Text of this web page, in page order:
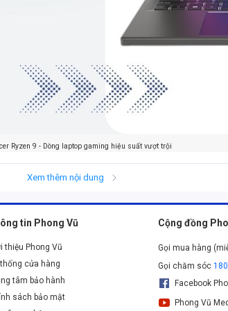
Ryzen 9 - Dòng laptop gaming hiệu suất vượt trội
suất vượt trội
phẩm dành cho game thủ, dân thiết kế, IT.
sử dụng cho máy sở hữu kiến trúc 8 lõi và 16
điện năng tiêu thụ, nhờ đó tỏa nhiệt ít hơn so
NVIDIA GeForce RTX đem đến những hình
9 tốt và có thể hỗ trợ tốt cho các tác vụ
Xem thêm nội dung
tin Phong Vũ
thiệu Phong Vũ
thống cửa hàng
tâm bảo hành
sách bảo mật
Cộng đồng
Gọi mua hàng
Gọi chăm sóc
Facebook
Phong Vũ